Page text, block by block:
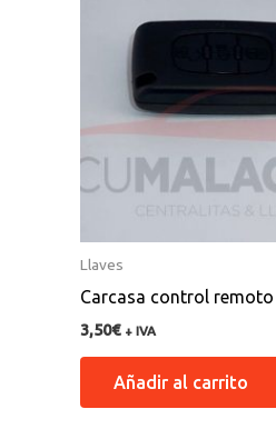
Llaves
Carcasa control
3,50€ + IVA
Añadir al carrito